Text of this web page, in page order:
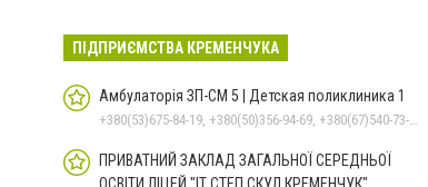
ПІДПРИЄМСТВА КРЕМЕНЧУКА
Амбулаторія ЗП-СМ 5 | Детская поликлиника 1
+380(53)675-84-19, +380(50)356-94-69, +380(67)540-73-87
ПРИВАТНИЙ ЗАКЛАД ЗАГАЛЬНОЇ СЕРЕДНЬОЇ